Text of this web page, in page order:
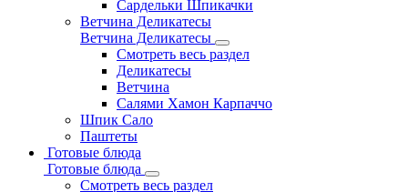
Сардельки Шпикачки
Ветчина Деликатесы
Ветчина Деликатесы
Смотреть весь раздел
Деликатесы
Ветчина
Салями Хамон Карпаччо
Шпик Сало
Паштеты
Готовые блюда
Готовые блюда
Смотреть весь раздел